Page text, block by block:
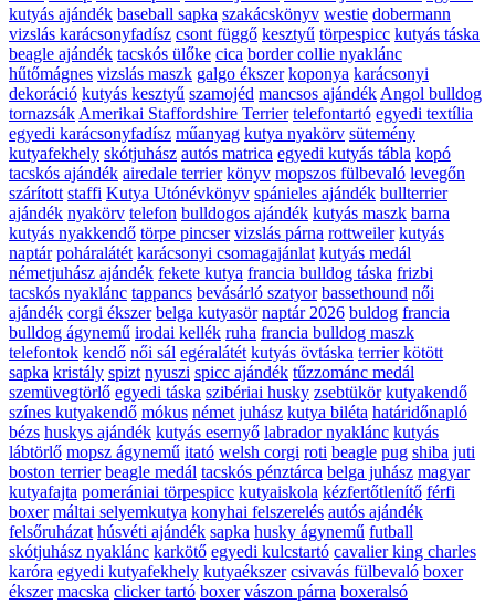
kutyás ajándék baseball sapka szakácskönyv westie dobermann
vizslás karácsonyfadísz csont függő kesztyű törpespicc kutyás táska
beagle ajándék tacskós ülőke cica border collie nyaklánc
hűtőmágnes vizslás maszk galgo ékszer koponya karácsonyi
dekoráció kutyás kesztyű szamojéd mancsos ajándék Angol bulldog
tornazsák Amerikai Staffordshire Terrier telefontartó egyedi textília
egyedi karácsonyfadísz műanyag kutya nyakörv sütemény
kutyafekhely skótjuhász autós matrica egyedi kutyás tábla kopó
tacskós ajándék airedale terrier könyv mopszos fülbevaló levegőn
szárított staffi Kutya Utónévkönyv spánieles ajándék bullterrier
ajándék nyakörv telefon bulldogos ajándék kutyás maszk barna
kutyás nyakkendő törpe pincser vizslás párna rottweiler kutyás
naptár poháralátét karácsonyi csomagajánlat kutyás medál
németjuhász ajándék fekete kutya francia bulldog táska frizbi
tacskós nyaklánc tappancs bevásárló szatyor bassethound női
ajándék corgi ékszer belga kutyasör naptár 2026 buldog francia
bulldog ágynemű irodai kellék ruha francia bulldog maszk
telefontok kendő női sál egéralátét kutyás övtáska terrier kötött
sapka kristály spizt nyuszi spicc ajándék tűzzománc medál
szemüvegtörlő egyedi táska szibériai husky zsebtükör kutyakendő
színes kutyakendő mókus német juhász kutya biléta határidőnapló
bézs huskys ajándék kutyás esernyő labrador nyaklánc kutyás
lábtörlő mopsz ágynemű itató welsh corgi roti beagle pug shiba juti
boston terrier beagle medál tacskós pénztárca belga juhász magyar
kutyafajta pomerániai törpespicc kutyaiskola kézfertőtlenítő férfi
boxer máltai selyemkutya konyhai felszerelés autós ajándék
felsőruházat húsvéti ajándék sapka husky ágynemű futball
skótjuhász nyaklánc karkötő egyedi kulcstartó cavalier king charles
karóra egyedi kutyafekhely kutyaékszer csivavás fülbevaló boxer
ékszer macska clicker tartó boxer vászon párna boxeralsó